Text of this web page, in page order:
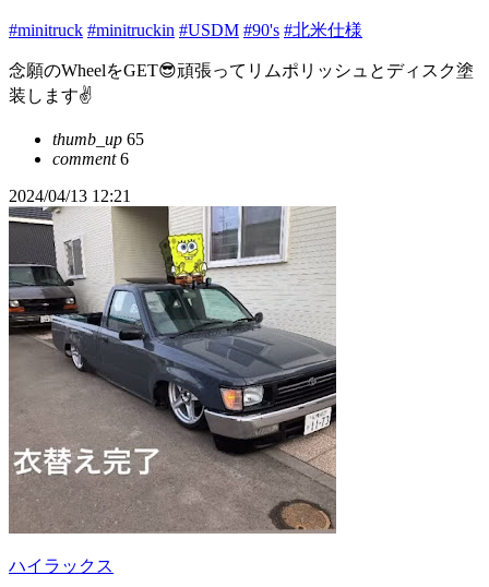
#minitruck #minitruckin #USDM #90's #北米仕様
念願のWheelをGET😎頑張ってリムポリッシュとディスク塗
装します✌️
thumb_up 65
comment6
2024/04/13 12:21
ハイラックス